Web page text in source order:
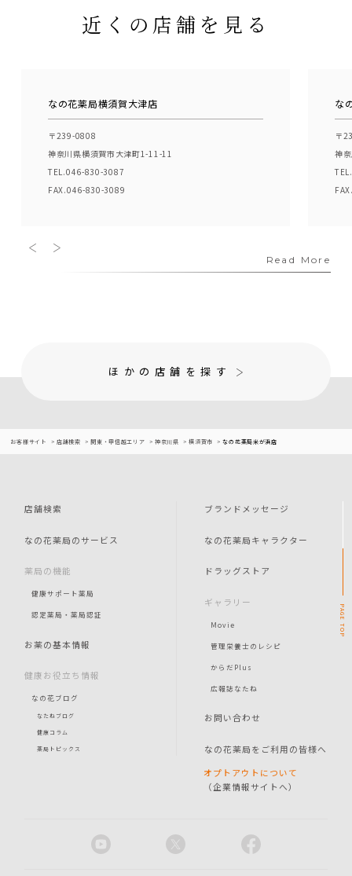
近くの店舗を見る
なの花薬局横須賀大津店
〒239-0808
神奈川県横須賀市大津町1-11-11
TEL.046-830-3087
FAX.046-830-3089
な
〒
神
Read More
ほかの店舗を探す
お客様サイト 店舗検索 関東・甲信越エリア 神奈川県 横須賀市 なの花薬局米が浜店
店舗検索
なの花薬局のサービス
薬局の機能
健康サポート薬局
認定薬局・薬局認証
お薬の基本情報
健康お役立ち情報
なの花ブログ
なたねブログ
健康コラム
薬局トピックス
ブランドメッセージ
なの花薬局キャラクター
ドラッグストア
ギャラリー
Movie
管理栄養士のレシピ
からだPlus
広報誌なたね
お問い合わせ
なの花薬局をご利用の皆様へ
オプトアウトについて
（企業情報サイトへ）
PAGE
TOP